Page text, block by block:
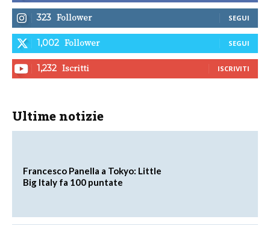
323 Follower SEGUI
1,002 Follower SEGUI
1,232 Iscritti ISCRIVITI
Ultime notizie
Francesco Panella a Tokyo: Little
Big Italy fa 100 puntate